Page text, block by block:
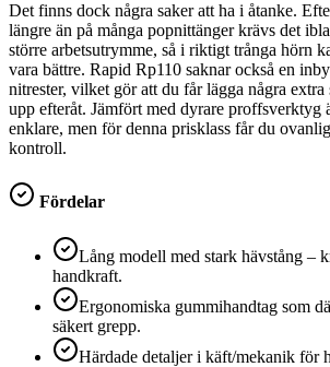
Det finns dock några saker att ha i åtanke.
längre än på många popnittänger krävs det
större arbetsutrymme, så i riktigt trånga hörn
vara bättre. Rapid Rp110 saknar också en
nitrester, vilket gör att du får lägga några extra
upp efteråt. Jämfört med dyrare proffsverktyg
enklare, men för denna prisklass får du
kontroll.
Fördelar
Lång modell med stark hävstång –
handkraft.
Ergonomiska gummihandtag som
säkert grepp.
Härdade detaljer i käft/mekanik för